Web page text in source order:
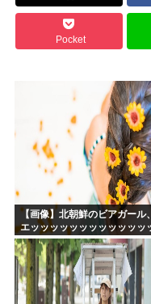
韓国人「韓国人が日本の
生成AIのイラストを使っ
【衝撃】 韓国人「箱根駅
ケンモメンの生きがいは
夏場のロリコンおま●こが
高市早苗、今日長崎で平
Pocket
【画像】北朝鮮のビアガール、
エッッッッッッッッッッッッ
ッッッッ！